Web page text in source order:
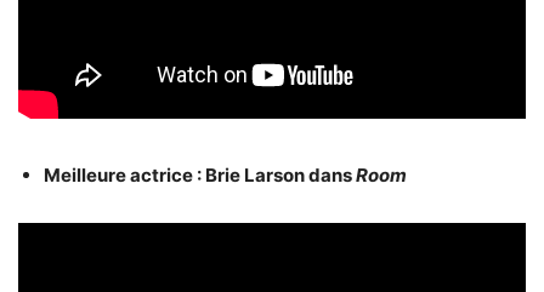
Meilleure actrice : Brie Larson dansRoom